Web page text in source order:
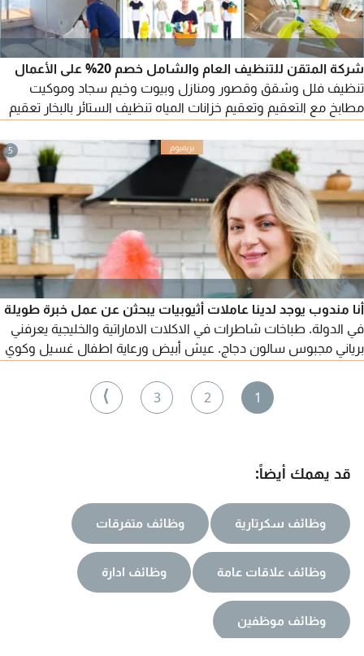
شركة المتقن للتنظيف العام والشامل خصم 20% على الأعمال
تنظيف فلل وشقق وقصور ومنازل وبيوت وخيم سجاد وموكيت
مطابخ مع التعقيم وتعقيم خزانات المياه تنظيف الستائر بالبخار تعقيم
السباحة مع التعقيم جلي وتلميع الرخام بالكر سال وجلي الكاشى
ومكافحة جميع أنواع الحشرات
5
أنا مندوب يوجد لدينا عاملات أثيوبيات يبحثن عن عمل خبرة طويلة
في الدولة. طباخات شاطرات في الاكلات الاماراتية والخليجية يعرفني
برياني مجبوس سالون دجاج. عيش أبيض ورعاية اطفال غسيل وكوي
زيارة أول مرة في الدولة. أمينات وموثوق بهم
1
2
3
⟩
قد يهمك أيضاً:
وظائف سكرتارية وظائف متفرقات
وظائف علاقات عامة وظائف ادارة
وظائف موظفين